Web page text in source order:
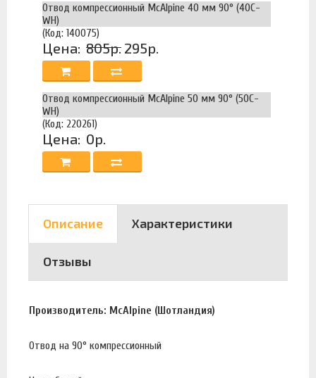
Отвод компрессионный McAlpine 40 мм 90° (40C-
WH)
(Код: 140075)
Цена: 805р. 295р.
Отвод компрессионный McAlpine 50 мм 90° (50C-
WH)
(Код: 220261)
Цена: 0р.
Описание Характеристики
Отзывы
Производитель: McAlpine (Шотландия)
Отвод на 90° компрессионный